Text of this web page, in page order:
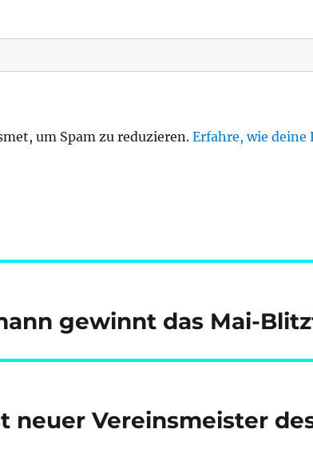
um Spam zu reduzieren. Erfahre, wie
gewinnt das Mai-
neuer Vereinsmeister